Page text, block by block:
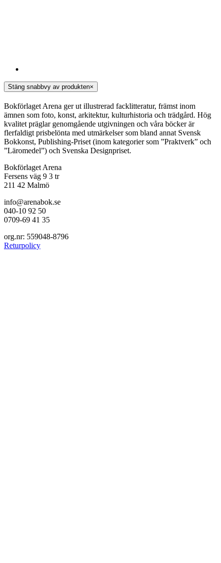
Stäng snabbvy av produkten×
Bokförlaget Arena ger ut illustrerad facklitteratur, främst inom
ämnen som foto, konst, arkitektur, kulturhistoria och trädgård. Hög
kvalitet präglar genomgående utgivningen och våra böcker är
flerfaldigt prisbelönta med utmärkelser som bland annat Svensk
Bokkonst, Publishing-Priset (inom kategorier som ”Praktverk” och
”Läromedel”) och Svenska Designpriset.
Bokförlaget Arena
Fersens väg 9 3 tr
211 42 Malmö
info@arenabok.se
040-10 92 50
0709-69 41 35
org.nr: 559048-8796
Returpolicy